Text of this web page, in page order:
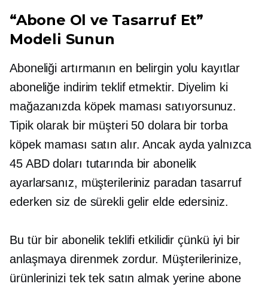
“Abone Ol ve Tasarruf Et”
Modeli Sunun
Aboneliği artırmanın en belirgin yolu kayıtlar
aboneliğe indirim teklif etmektir. Diyelim ki
mağazanızda köpek maması satıyorsunuz.
Tipik olarak bir müşteri 50 dolara bir torba
köpek maması satın alır. Ancak ayda yalnızca
45 ABD doları tutarında bir abonelik
ayarlarsanız, müşterileriniz paradan tasarruf
ederken siz de sürekli gelir elde edersiniz.
Bu tür bir abonelik teklifi etkilidir çünkü iyi bir
anlaşmaya direnmek zordur. Müşterilerinize,
ürünlerinizi tek tek satın almak yerine abone